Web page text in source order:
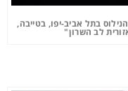
בתל אביב-יפו, בטייבה,
לב השרון"